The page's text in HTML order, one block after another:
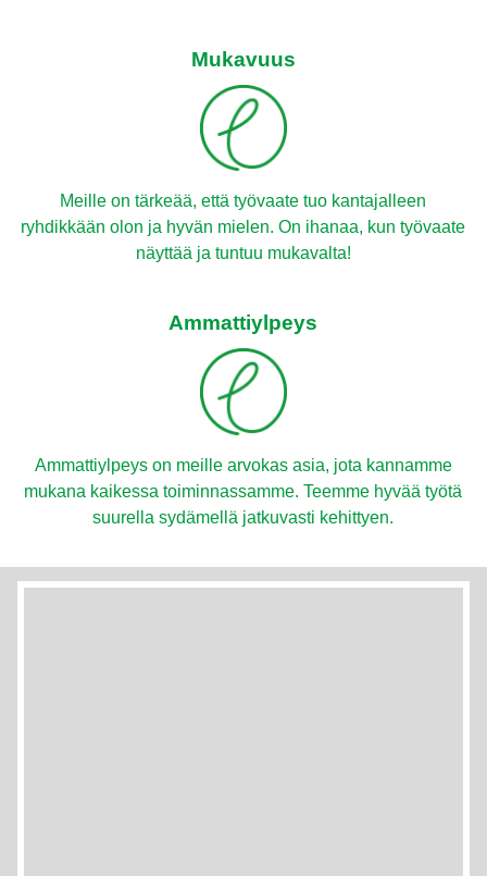
Mukavuus
Meille on tärkeää, että työvaate tuo kantajalleen
ryhdikkään olon ja hyvän mielen. On ihanaa, kun työvaate
näyttää ja tuntuu mukavalta!
Ammattiylpeys
Ammattiylpeys on meille arvokas asia, jota kannamme
mukana kaikessa toiminnassamme. Teemme hyvää työtä
suurella sydämellä jatkuvasti kehittyen.